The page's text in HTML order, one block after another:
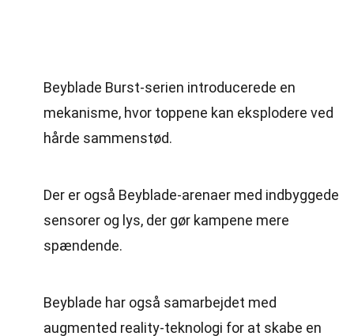
Beyblade Burst-serien introducerede en
mekanisme, hvor toppene kan eksplodere ved
hårde sammenstød.
Der er også Beyblade-arenaer med indbyggede
sensorer og lys, der gør kampene mere
spændende.
Beyblade har også samarbejdet med
augmented reality-teknologi for at skabe en